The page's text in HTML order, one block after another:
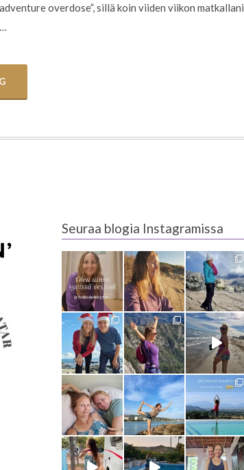
overdose”, sillä koin viiden viikon matkallani
Seuraa blogia Instagramissa